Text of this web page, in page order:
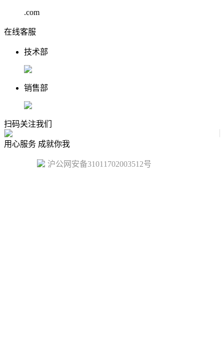
.com
在线客服
技术部
销售部
扫码关注我们
用心服务 成就你我
沪公网安备31011702003512号